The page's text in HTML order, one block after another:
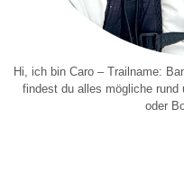
Hi, ich bin Caro – Trailname:
findest du alles mögliche
oder